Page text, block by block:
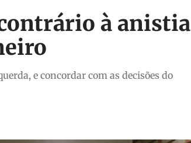
à anistia
e concordar com as decisões do